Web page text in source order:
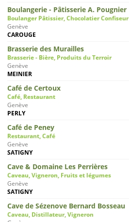
Boulangerie - Pâtisserie A. Pougnier
Boulanger Pâtissier, Chocolatier Confiseur
Genève
CAROUGE
Brasserie des Murailles
Brasserie - Bière, Produits du Terroir
Genève
MEINIER
Café de Certoux
Café, Restaurant
Genève
PERLY
Café de Peney
Restaurant, Café
Genève
SATIGNY
Cave & Domaine Les Perrières
Caveau, Vigneron, Fruits et légumes
Genève
SATIGNY
Cave de Sézenove Bernard Bosseau
Caveau, Distillateur, Vigneron